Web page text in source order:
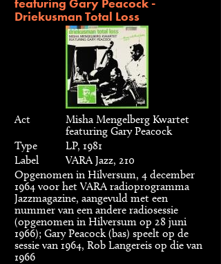
Driekusman Total Loss
Act
Misha Mengelberg Kwartet
featuring Gary Peacock
Type
LP, 1981
Label
VARA Jazz, 210
Opgenomen in Hilversum, 4 december
1964 voor het VARA radioprogramma
Jazzmagazine, aangevuld met een
nummer van een andere radiosessie
(opgenomen in Hilversum op 28 juni
1966); Gary Peacock (bas) speelt op de
sessie van 1964, Rob Langereis op die van
1966